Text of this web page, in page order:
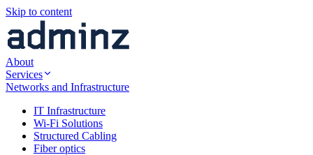
Skip to content
About
Services
Networks and Infrastructure
IT Infrastructure
Wi-Fi Solutions
Structured Cabling
Fiber optics